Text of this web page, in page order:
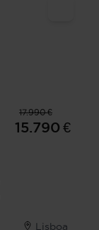
17.990 €
15.790 €
Lisboa